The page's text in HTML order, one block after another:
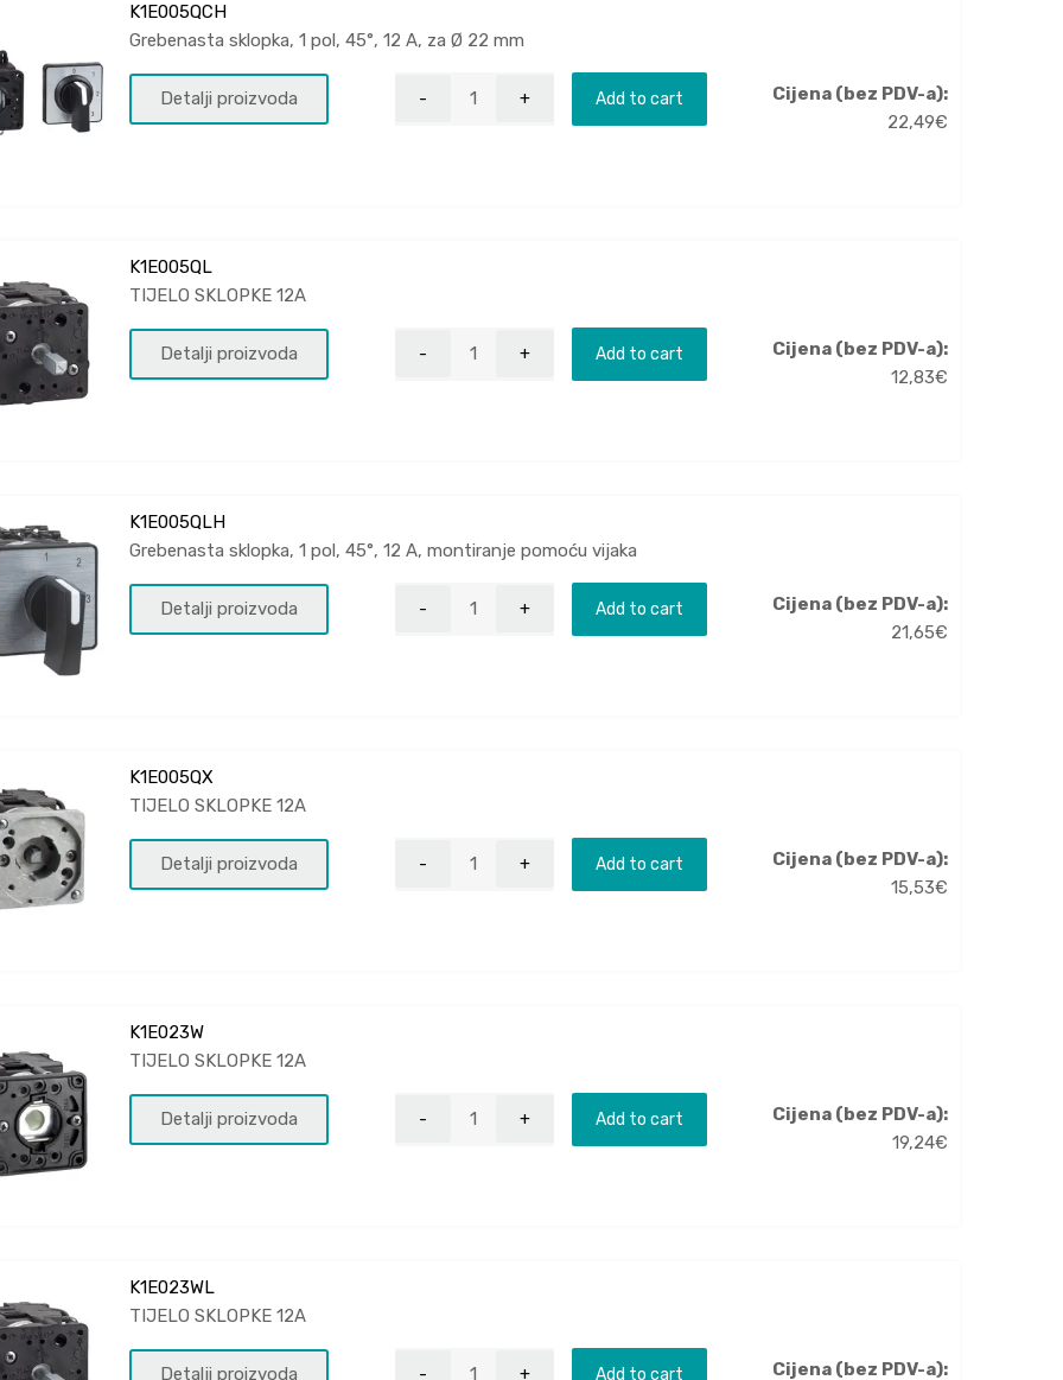
K1E005QCH
Grebenasta sklopka, 1 pol, 45°, 12 A, za Ø 22 mm
Detalji proizvoda Add to cart
Cijena (bez PDV-a):
22,49€
K1E005QL
TIJELO SKLOPKE 12A
Detalji proizvoda Add to cart
Cijena (bez PDV-a):
12,83€
K1E005QLH
Grebenasta sklopka, 1 pol, 45°, 12 A, montiranje pomoću vijaka
Detalji proizvoda Add to cart
Cijena (bez PDV-a):
21,65€
K1E005QX
TIJELO SKLOPKE 12A
Detalji proizvoda Add to cart
Cijena (bez PDV-a):
15,53€
K1E023W
TIJELO SKLOPKE 12A
Detalji proizvoda Add to cart
Cijena (bez PDV-a):
19,24€
K1E023WL
TIJELO SKLOPKE 12A
Detalji proizvoda Add to cart Cijena (bez PDV-a):